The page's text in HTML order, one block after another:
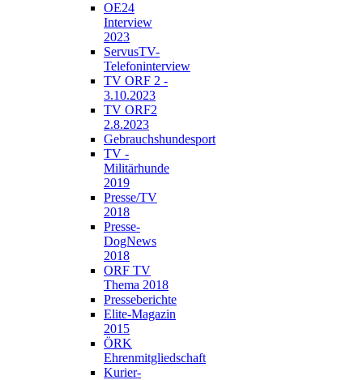
OE24
Interview
2023
ServusTV-
Telefoninterview
TV ORF 2 -
3.10.2023
TV ORF2
2.8.2023
Gebrauchshundesport
TV -
Militärhunde
2019
Presse/TV
2018
Presse-
DogNews
2018
ORF TV
Thema 2018
Presseberichte
Elite-Magazin
2015
ÖRK
Ehrenmitgliedschaft
Kurier-